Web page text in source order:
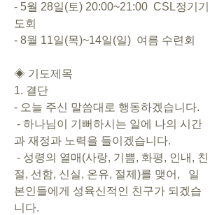
- 5월 28일(토) 20:00~21:00  CSL정기기
도회
- 8월 11일(목)~14일(일)  여름 수련회
◈ 기도제목
1. 결단
과 재정과 노력을 들이겠습니다.
절, 선함, 신실, 온유, 절제)를 맺어,   일
본인들에게 성육신적인 친구가 되겠습
니다.